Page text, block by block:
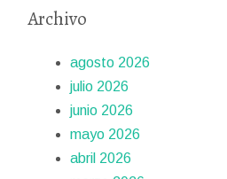
Archivo
agosto 2026
julio 2026
junio 2026
mayo 2026
abril 2026